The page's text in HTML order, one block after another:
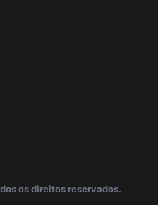
os direitos reservados.